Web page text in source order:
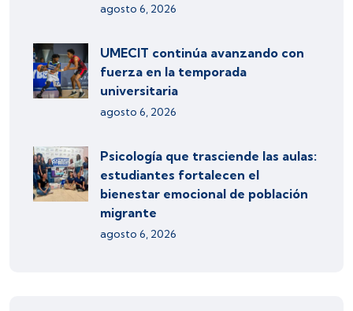
agosto 6, 2026
UMECIT continúa avanzando con
fuerza en la temporada
universitaria
agosto 6, 2026
Psicología que trasciende las aulas:
estudiantes fortalecen el
bienestar emocional de población
migrante
agosto 6, 2026